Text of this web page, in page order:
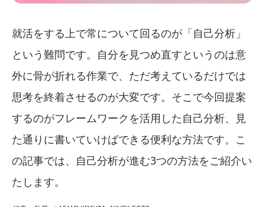
就活をする上で常について回るのが「自己分析」
という難問です。自分を見つめ直すというのは意
外に骨が折れる作業で、ただ考えているだけでは
思考を終着させるのが大変です。そこで今回提案
するのがフレームワークを活用した自己分析、見
た通りに書いていけばできる便利な方法です。こ
の記事では、自己分析が進む3つの方法をご紹介い
たします。